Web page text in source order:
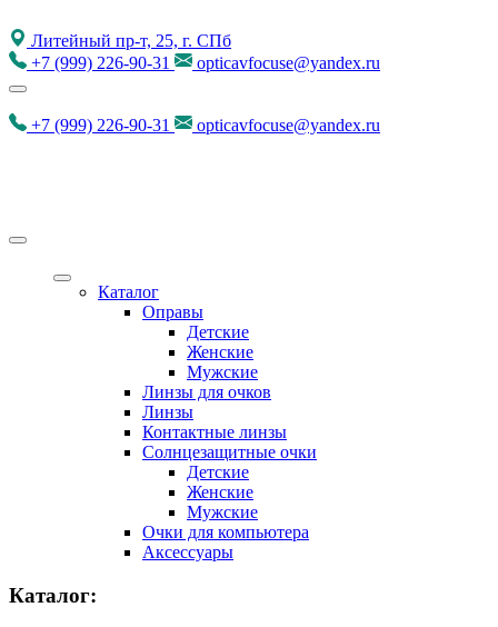
Литейный пр-т, 25, г. СПб
+7 (999) 226-90-31 opticavfocuse@yandex.ru
+7 (999) 226-90-31 opticavfocuse@yandex.ru
Каталог
Оправы
Детские
Женские
Мужские
Линзы для очков
Линзы
Контактные линзы
Солнцезащитные очки
Детские
Женские
Мужские
Очки для компьютера
Аксессуары
Каталог: